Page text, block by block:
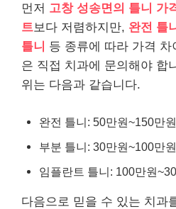
먼저 고창 성송면의 틀니 가
트보다 저렴하지만, 완전 틀니
틀니 등 종류에 따라 가격
은 직접 치과에 문의해야 합
위는 다음과 같습니다.
완전 틀니: 50만원~150만원
부분 틀니: 30만원~100만원
임플란트 틀니: 100만원
다음으로 믿을 수 있는 치과